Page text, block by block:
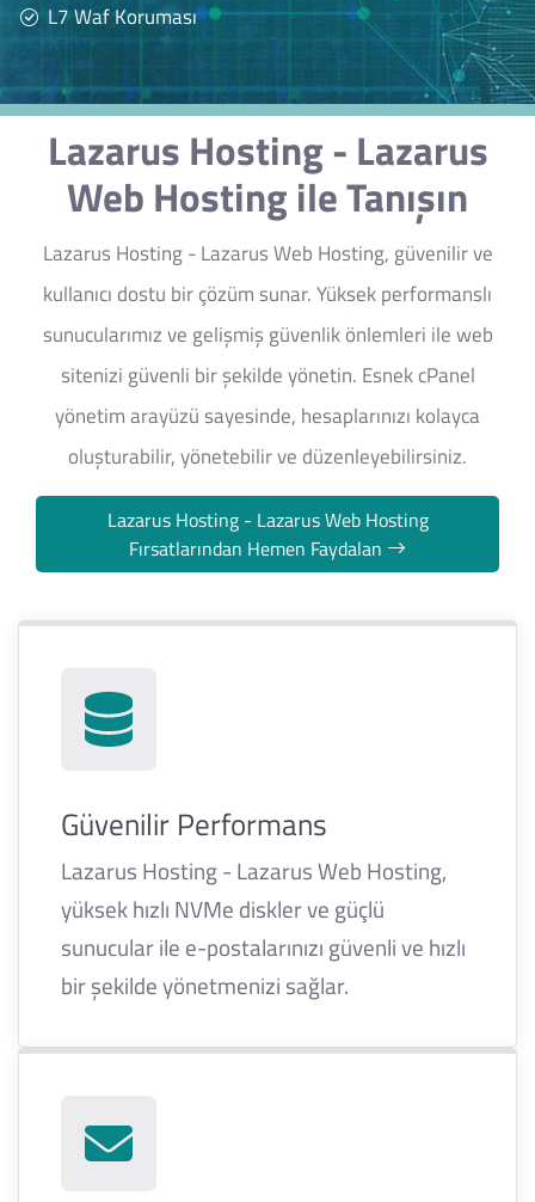
L7 Waf Koruması
Lazarus Hosting - Lazarus
Web Hosting ile Tanışın
Lazarus Hosting - Lazarus Web Hosting, güvenilir ve
kullanıcı dostu bir çözüm sunar. Yüksek performanslı
sunucularımız ve gelişmiş güvenlik önlemleri ile web
sitenizi güvenli bir şekilde yönetin. Esnek cPanel
yönetim arayüzü sayesinde, hesaplarınızı kolayca
oluşturabilir, yönetebilir ve düzenleyebilirsiniz.
Lazarus Hosting - Lazarus Web Hosting
Fırsatlarından Hemen Faydalan
Güvenilir Performans
Lazarus Hosting - Lazarus Web Hosting,
yüksek hızlı NVMe diskler ve güçlü
sunucular ile e-postalarınızı güvenli ve hızlı
bir şekilde yönetmenizi sağlar.